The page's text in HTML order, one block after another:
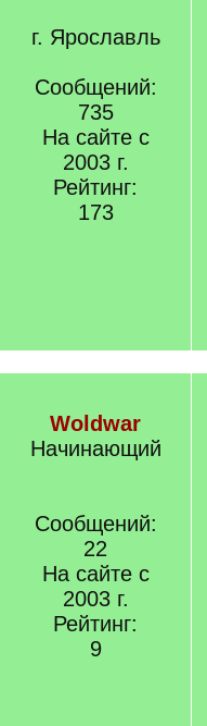
г. Ярославль
Сообщений:
735
На сайте с
2003 г.
Рейтинг:
173
Woldwar
Начинающий
Сообщений:
22
На сайте с
2003 г.
Рейтинг:
9